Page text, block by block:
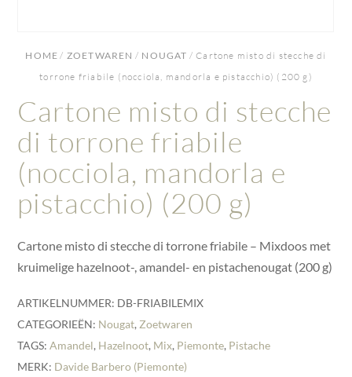
HOME / ZOETWAREN / NOUGAT / Cartone misto di stecche di
torrone friabile (nocciola, mandorla e pistacchio) (200 g)
Cartone misto di stecche
di torrone friabile
(nocciola, mandorla e
pistacchio) (200 g)
Cartone misto di stecche di torrone friabile – Mixdoos met
kruimelige hazelnoot-, amandel- en pistachenougat (200 g)
ARTIKELNUMMER: DB-FRIABILEMIX
CATEGORIEËN: Nougat, Zoetwaren
TAGS:Amandel, Hazelnoot, Mix, Piemonte, Pistache
MERK: Davide Barbero (Piemonte)